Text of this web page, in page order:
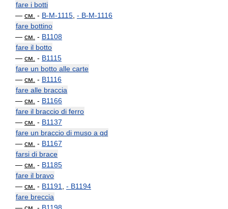
fare i botti
— см. - B-M-1115 - B-M-1116
fare bottino
— см. - B1108
fare il botto
— см. - B1115
fare un botto alle carte
— см. - B1116
fare alle braccia
— см. - B1166
fare il braccio di ferro
— см. - B1137
fare un braccio di muso a qd
— см. - B1167
farsi di brace
— см. - B1185
fare il bravo
— см. - B1191 - B1194
fare breccia